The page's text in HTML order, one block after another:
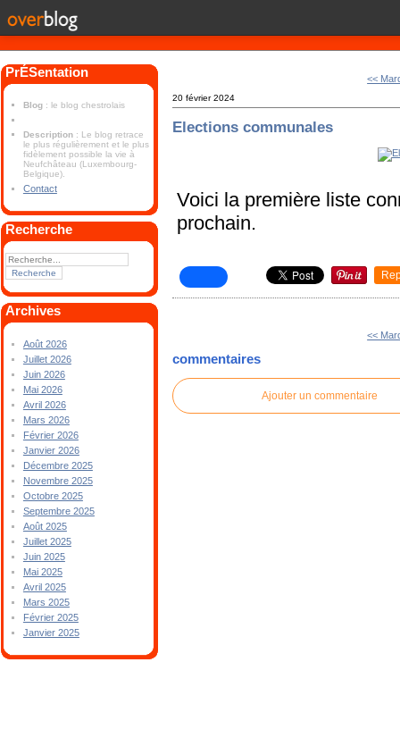
PrÉSentation
Blog : le blog chestrolais
Description : Le blog retrace
le plus régulièrement et le plus
fidèlement possible la vie à
Neufchâteau (Luxembourg-
Belgique).
Contact
Recherche
Archives
Août 2026
Juillet 2026
Juin 2026
Mai 2026
Avril 2026
Mars 2026
Février 2026
Janvier 2026
Décembre 2025
Novembre 2025
Octobre 2025
Septembre 2025
Août 2025
Juillet 2025
Juin 2025
Mai 2025
Avril 2025
Mars 2025
Février 2025
Janvier 2025
<<
20 février 2024
Elections communales
Voici la première liste
prochain.
<<
commentaires
Ajouter un commentaire